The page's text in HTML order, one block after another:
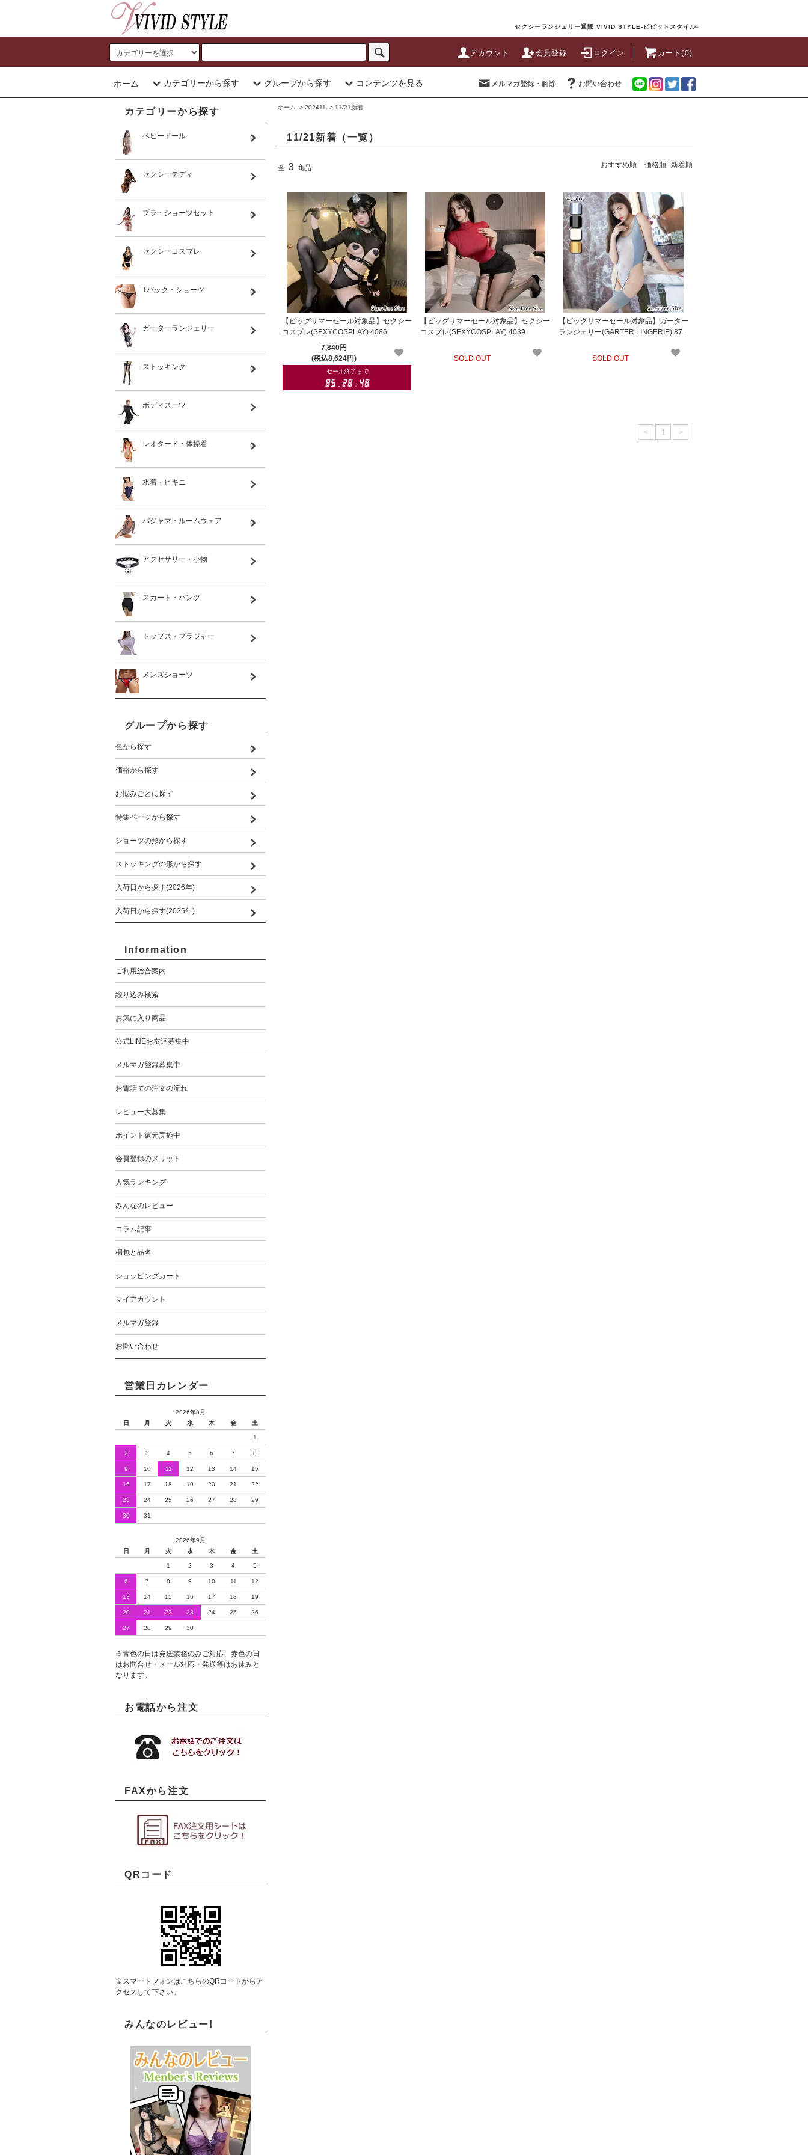
セクシーランジェリー通販 VIVID STYLE-ビビットスタイル-
アカウント 会員登録 ログイン カート(0)
ホーム カテゴリーから探す グループから探す コンテンツを見る メルマガ登録・解除 お問い合わせ
ホーム > 202411 > 11/21新着
11/21新着（一覧）
全 3 商品 おすすめ順 価格順 新着順
【ビッグサマーセール対象品】セクシー
コスプレ(SEXYCOSPLAY) 4086
7,840円
(税込8,624円)
【ビッグサマーセール対象品】セクシー
コスプレ(SEXYCOSPLAY) 4039
SOLD OUT
【ビッグサマーセール対象品】ガーター
ランジェリー(GARTER LINGERIE) 871
SOLD OUT
< 1 >
カテゴリーから探す
ベビードール
セクシーテディ
ブラ・ショーツセット
セクシーコスプレ
Tバック・ショーツ
ガーターランジェリー
ストッキング
ボディスーツ
レオタード・体操着
水着・ビキニ
パジャマ・ルームウェア
アクセサリー・小物
スカート・パンツ
トップス・ブラジャー
メンズショーツ
グループから探す
色から探す
価格から探す
お悩みごとに探す
特集ページから探す
ショーツの形から探す
ストッキングの形から探す
入荷日から探す(2026年)
入荷日から探す(2025年)
Information
ご利用総合案内
絞り込み検索
お気に入り商品
公式LINEお友達募集中
メルマガ登録募集中
お電話での注文の流れ
レビュー大募集
ポイント還元実施中
会員登録のメリット
人気ランキング
みんなのレビュー
コラム記事
梱包と品名
ショッピングカート
マイアカウント
メルマガ登録
お問い合わせ
営業日カレンダー
2026年8月
日
月 火 水 木 金 土
1
2 3 4 5 6 7 8
9 10 11 12 13 14 15
16 17 18 19 20 21 22
23 24 25 26 27 28 29
30 31
2026年9月
日
月 火 水 木 金 土
1 2 3 4 5
6 7 8 9 10 11 12
13 14 15 16 17 18 19
20 21 22 23 24 25 26
27 28 29 30
※青色の日は発送業務のみご対応、赤色の日
はお問合せ・メール対応・発送等はお休みと
なります。
お電話から注文
FAXから注文
QRコード
※スマートフォンはこちらのQRコードからア
クセスして下さい。
みんなのレビュー!